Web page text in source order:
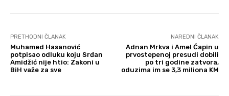
PRETHODNI ČLANAK
Muhamed Hasanović
potpisao odluku koju Srđan
Amidžić nije htio: Zakoni u
BiH važe za sve
NAREDNI ČLANAK
Adnan Mrkva i Amel Ćapin u
prvostepenoj presudi dobili
po tri godine zatvora,
oduzima im se 3,3 miliona KM